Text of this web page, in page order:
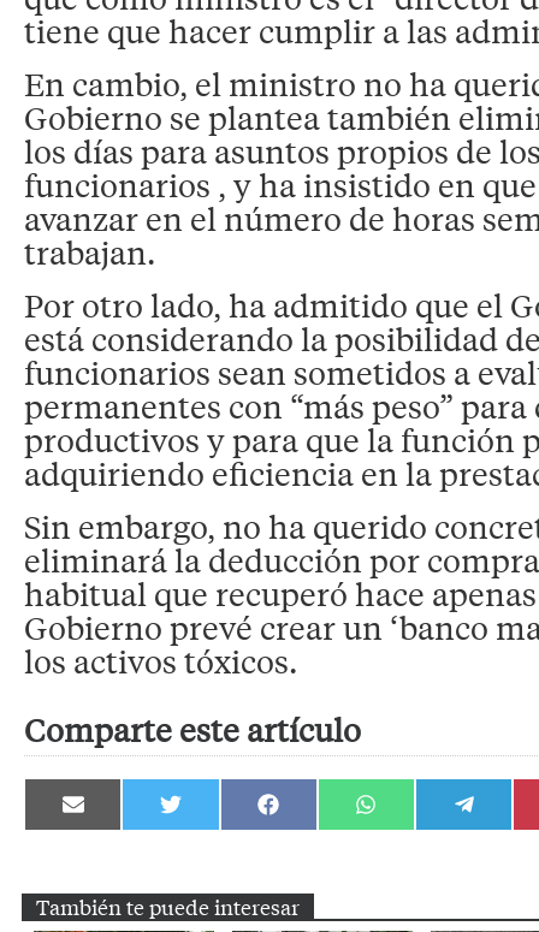
tiene que hacer cumplir a las
En cambio, el ministro no ha
Gobierno se plantea también
los días para asuntos propios de
funcionarios , y ha insistido en que
avanzar en el número de horas
trabajan.
Por otro lado, ha admitido que el
está considerando la posibilidad
funcionarios sean sometidos a
permanentes con “más peso”
productivos y para que la función
adquiriendo eficiencia en la
Sin embargo, no ha querido
eliminará la deducción por
habitual que recuperó hace
Gobierno prevé crear un ‘banco
los activos tóxicos.
Comparte este artículo
Compartir
en
Compartir
en
Compartir
en
Compartir
en
Compartir
en
También te puede interesar